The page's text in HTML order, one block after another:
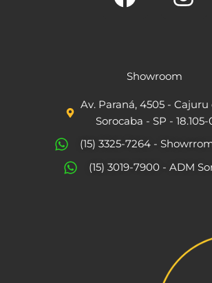
c
e
b
o
o
t
a
g
r
Showroom
Av. Paraná, 4505 - Cajuru
Sorocaba - SP -
(15) 3325-7264 -
(15) 3019-7900 - ADM